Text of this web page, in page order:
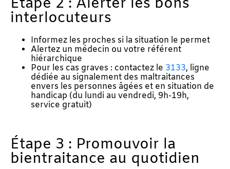
interlocuteurs
Informez les proches si la situation le permet
Alertez un médecin ou votre référent
hiérarchique
Pour les cas graves : contactez le 3133, ligne
dédiée au signalement des maltraitances
envers les personnes âgées et en situation de
handicap (du lundi au vendredi, 9h-19h,
service gratuit)
Étape 3 : Promouvoir la
bientraitance au quotidien